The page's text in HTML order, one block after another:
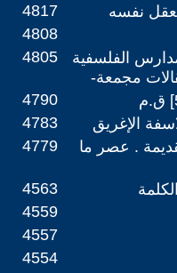
4817 نفسه
4808
4805
الفلسفية
مجمعة-
4790
4783 الإغريق
4779
. عصر ما
4563
4559
4557
4554